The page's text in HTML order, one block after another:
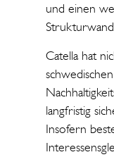
und einen
Catella hat
langfristig
Insofern